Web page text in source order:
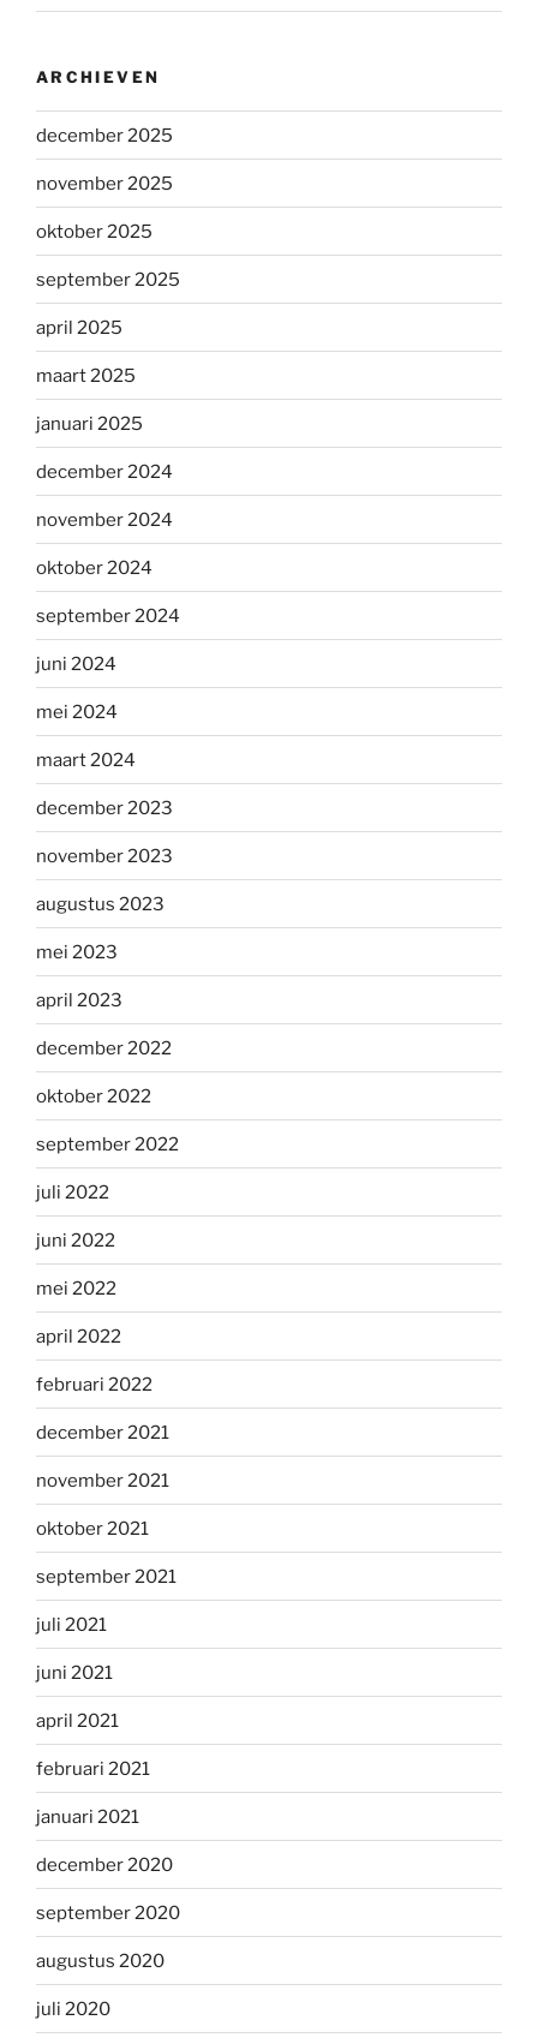
ARCHIEVEN
december 2025
november 2025
oktober 2025
september 2025
april 2025
maart 2025
januari 2025
december 2024
november 2024
oktober 2024
september 2024
juni 2024
mei 2024
maart 2024
december 2023
november 2023
augustus 2023
mei 2023
april 2023
december 2022
oktober 2022
september 2022
juli 2022
juni 2022
mei 2022
april 2022
februari 2022
december 2021
november 2021
oktober 2021
september 2021
juli 2021
juni 2021
april 2021
februari 2021
januari 2021
december 2020
september 2020
augustus 2020
juli 2020